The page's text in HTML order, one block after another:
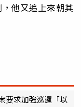
他又追上來朝其
要求加強巡邏「以